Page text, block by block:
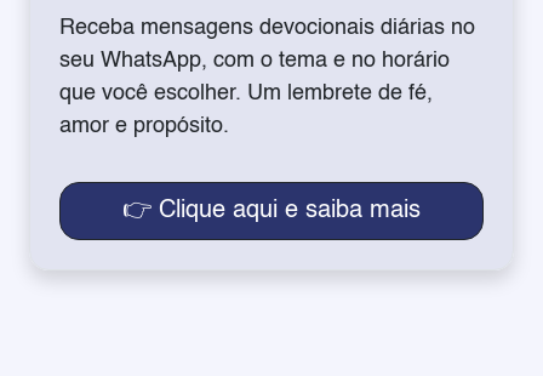
Receba mensagens devocionais diárias no
seu WhatsApp, com o tema e no horário
que você escolher. Um lembrete de fé,
amor e propósito.
👉 Clique aqui e saiba mais